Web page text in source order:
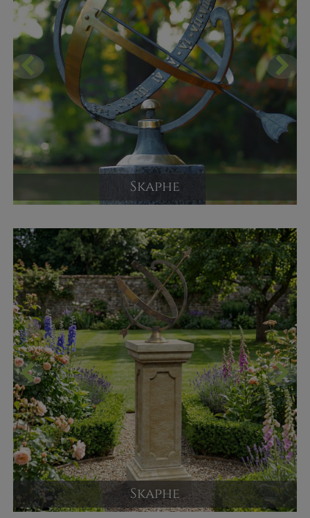
Skaphe
Garten Sonnenuhr
Versandpreis ab
560,00 €
JETZT KAUFEN
Skaphe
Sonnenuhr mit Säule